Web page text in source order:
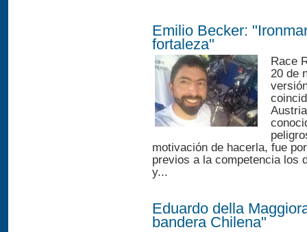
Emilio Becker:
fortaleza"
Race
20 de
motivación de hacerla, fue
previos a la competencia los
y...
Eduardo della
bandera Chilena"